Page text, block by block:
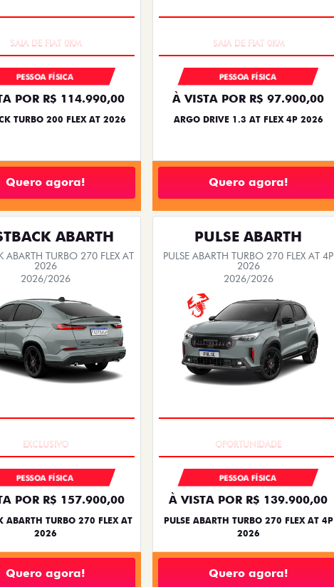
PESSOA FÍSICA
POR R$ 114.990,00
TURBO 200 FLEX AT 2026
Quero agora!
PESSOA FÍSICA
À VISTA POR R$ 97.900,00
ARGO DRIVE 1.3 AT FLEX 4P 2026
Quero agora!
ABARTH
ABARTH TURBO 270 FLEX AT
2026
2026/2026
PESSOA FÍSICA
POR R$ 157.900,00
ABARTH TURBO 270 FLEX AT
2026
Quero agora!
PULSE ABARTH
PULSE ABARTH TURBO 270 FLEX AT 4P
2026
2026/2026
PESSOA FÍSICA
À VISTA POR R$ 139.900,00
PULSE ABARTH TURBO 270 FLEX AT 4P
2026
Quero agora!